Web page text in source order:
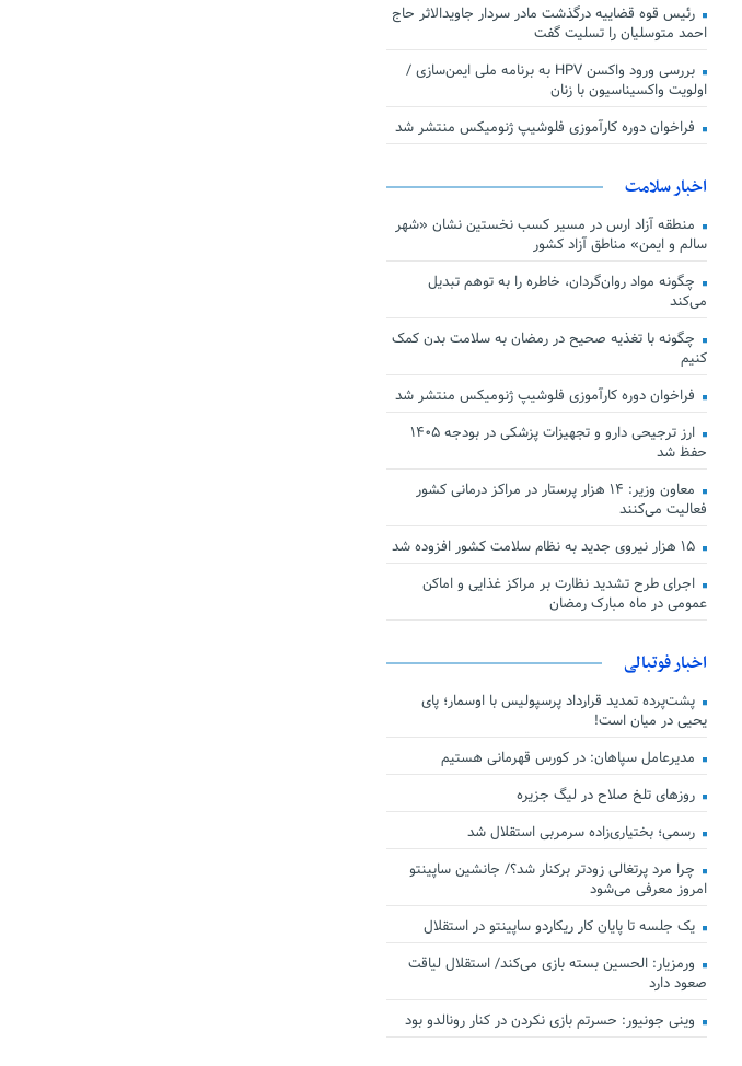
رئیس قوه قضاییه درگذشت مادر سردار جاویدالاثر حاج
احمد متوسلیان را تسلیت گفت
بررسی ورود واکسن HPV به برنامه ملی ایمن‌سازی /
اولویت واکسیناسیون با زنان
فراخوان دوره کارآموزی فلوشیپ ژنومیکس منتشر شد
اخبار سلامت
منطقه آزاد ارس در مسیر کسب نخستین نشان «شهر
سالم و ایمن» مناطق آزاد کشور
چگونه مواد روان‌گردان، خاطره را به توهم تبدیل
می‌کند
چگونه با تغذیه صحیح در رمضان به سلامت بدن کمک
کنیم
فراخوان دوره کارآموزی فلوشیپ ژنومیکس منتشر شد
ارز ترجیحی دارو و تجهیزات پزشکی در بودجه ۱۴۰۵
حفظ شد
معاون وزیر: ۱۴ هزار پرستار در مراکز درمانی کشور
فعالیت می‌کنند
۱۵ هزار نیروی جدید به نظام سلامت کشور افزوده شد
اجرای طرح تشدید نظارت بر مراکز غذایی و اماکن
عمومی در ماه مبارک رمضان
اخبار فوتبالی
پشت‌پرده تمدید قرارداد پرسپولیس با اوسمار؛ پای
یحیی در میان است!
مدیرعامل سپاهان: در کورس قهرمانی هستیم
روزهای تلخ صلاح در لیگ جزیره
رسمی؛ بختیاری‌زاده سرمربی استقلال شد
چرا مرد پرتغالی زودتر برکنار شد؟/ جانشین ساپینتو
امروز معرفی می‌شود
یک جلسه تا پایان کار ریکاردو ساپینتو در استقلال
ورمزیار: الحسین بسته بازی می‌کند/ استقلال لیاقت
صعود دارد
وینی جونیور: حسرتم بازی نکردن در کنار رونالدو بود